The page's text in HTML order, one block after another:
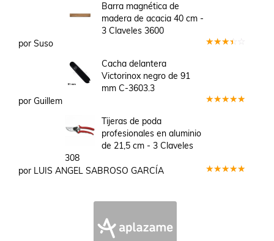
Barra magnética de
madera de acacia 40 cm -
3 Claveles 3600
por Suso
Cacha delantera
Victorinox negro de 91
mm C-3603.3
por Guillem
Tijeras de poda
profesionales en aluminio
de 21,5 cm - 3 Claveles
308
por LUIS ANGEL SABROSO GARCÍA